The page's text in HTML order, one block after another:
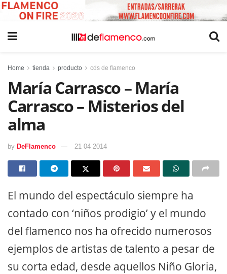
Home tienda producto cds de flamenco
María Carrasco – María
Carrasco – Misterios del
alma
by DeFlamenco 21 04 2014
El mundo del espectáculo siempre ha
contado con ‘niños prodigio’ y el mundo
del flamenco nos ha ofrecido numerosos
ejemplos de artistas de talento a pesar de
su corta edad, desde aquellos Niño Gloria,